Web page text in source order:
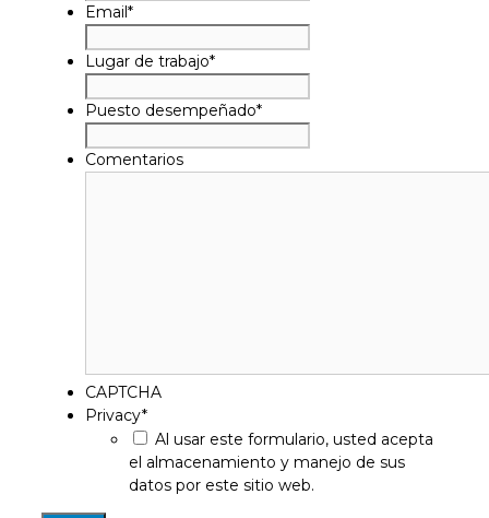
Email*
Lugar de trabajo*
Puesto desempeñado*
Comentarios
CAPTCHA
Privacy*
Al usar este formulario, usted acepta
el almacenamiento y manejo de sus
datos por este sitio web.